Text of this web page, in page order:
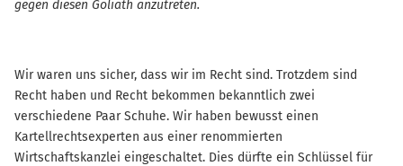
gegen diesen Goliath anzutreten.
Wir waren uns sicher, dass wir im Recht sind. Trotzdem sind
Recht haben und Recht bekommen bekanntlich zwei
verschiedene Paar Schuhe. Wir haben bewusst einen
Kartellrechtsexperten aus einer renommierten
Wirtschaftskanzlei eingeschaltet. Dies dürfte ein Schlüssel für